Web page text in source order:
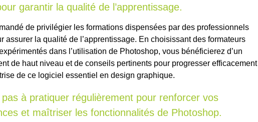
garantir la qualité de l’apprentissage.
de privilégier les formations dispensées par des professionnels
assurer la qualité de l’apprentissage. En choisissant des formateurs
dans l’utilisation de Photoshop, vous bénéficierez d’un
de haut niveau et de conseils pertinents pour progresser efficacement
de ce logiciel essentiel en design graphique.
pas à pratiquer régulièrement pour renforcer vos
et maîtriser les fonctionnalités de Photoshop.